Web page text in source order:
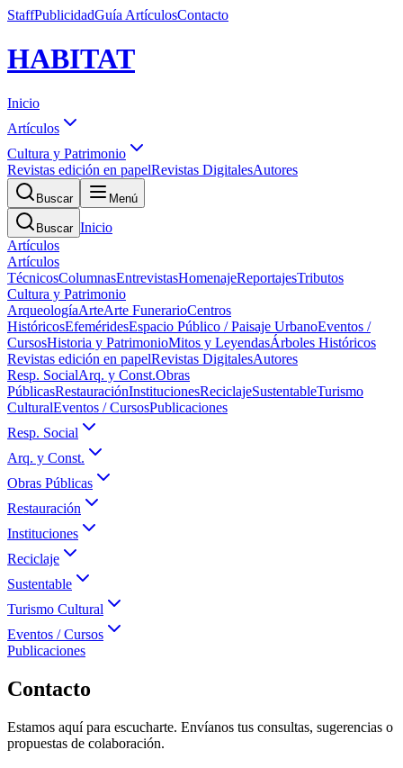
StaffPublicidadGuía ArtículosContacto
HABITAT
Inicio
Artículos
Cultura y Patrimonio
Revistas edición en papelRevistas DigitalesAutores
Buscar Menú
Buscar Inicio
Artículos
Artículos
TécnicosColumnasEntrevistasHomenajeReportajesTributos
Cultura y Patrimonio
ArqueologíaArteArte FunerarioCentros
HistóricosEfeméridesEspacio Público / Paisaje UrbanoEventos /
CursosHistoria y PatrimonioMitos y LeyendasÁrboles Históricos
Revistas edición en papelRevistas DigitalesAutores
Resp. SocialArq. y Const.Obras
PúblicasRestauraciónInstitucionesReciclajeSustentableTurismo
CulturalEventos / CursosPublicaciones
Resp. Social
Arq. y Const.
Obras Públicas
Restauración
Instituciones
Reciclaje
Sustentable
Turismo Cultural
Eventos / Cursos
Publicaciones
Contacto
Estamos aquí para escucharte. Envíanos tus consultas, sugerencias o
propuestas de colaboración.